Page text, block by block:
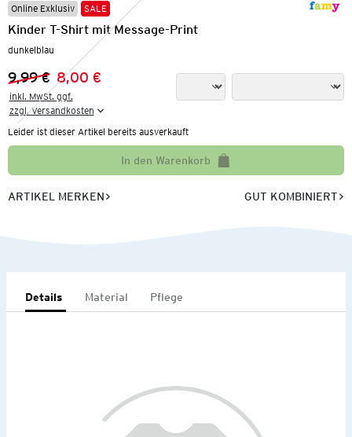
Online Exklusiv SALE
Kinder T-Shirt mit Message-Print
dunkelblau
Vorheriger Preis:
9,99 €
Neuer Preis:
8,00 €
inkl. MwSt. ggf.
zzgl. Versandkosten
Leider ist dieser Artikel bereits ausverkauft
In den Warenkorb
ARTIKEL MERKEN GUT KOMBINIERT
Details Material Pflege